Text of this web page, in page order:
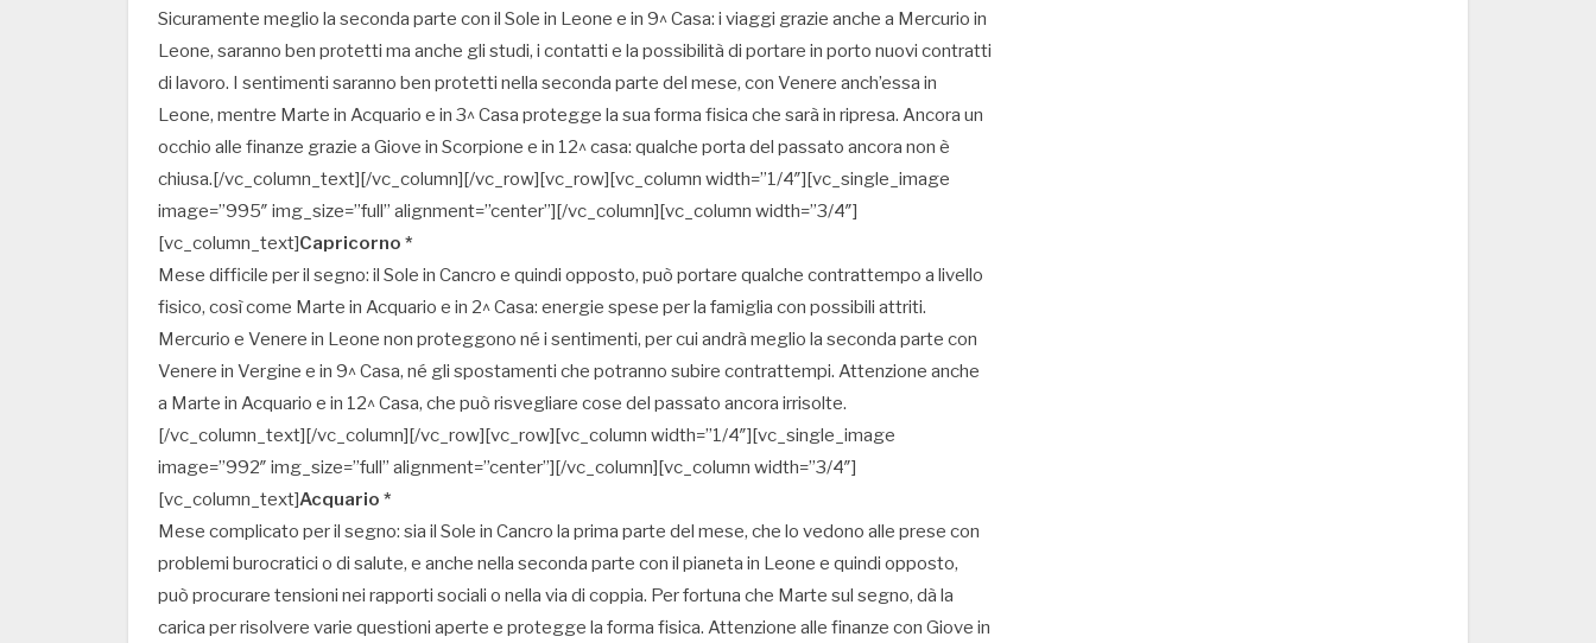
Sicuramente meglio la seconda parte con il Sole in Leone e in 9^ Casa: i viaggi grazie anche a Mercurio in
Leone, saranno ben protetti ma anche gli studi, i contatti e la possibilità di portare in porto nuovi contratti
di lavoro. I sentimenti saranno ben protetti nella seconda parte del mese, con Venere anch’essa in
Leone, mentre Marte in Acquario e in 3^ Casa protegge la sua forma fisica che sarà in ripresa. Ancora un
occhio alle finanze grazie a Giove in Scorpione e in 12^ casa: qualche porta del passato ancora non è
chiusa.[/vc_column_text][/vc_column][/vc_row][vc_row][vc_column width=”1/4″][vc_single_image
image=”995″ img_size=”full” alignment=”center”][/vc_column][vc_column width=”3/4″]
[vc_column_text]Capricorno *
Mese difficile per il segno: il Sole in Cancro e quindi opposto, può portare qualche contrattempo a livello
fisico, così come Marte in Acquario e in 2^ Casa: energie spese per la famiglia con possibili attriti.
Mercurio e Venere in Leone non proteggono né i sentimenti, per cui andrà meglio la seconda parte con
Venere in Vergine e in 9^ Casa, né gli spostamenti che potranno subire contrattempi. Attenzione anche
a Marte in Acquario e in 12^ Casa, che può risvegliare cose del passato ancora irrisolte.
[/vc_column_text][/vc_column][/vc_row][vc_row][vc_column width=”1/4″][vc_single_image
image=”992″ img_size=”full” alignment=”center”][/vc_column][vc_column width=”3/4″]
[vc_column_text]Acquario *
Mese complicato per il segno: sia il Sole in Cancro la prima parte del mese, che lo vedono alle prese con
problemi burocratici o di salute, e anche nella seconda parte con il pianeta in Leone e quindi opposto,
può procurare tensioni nei rapporti sociali o nella via di coppia. Per fortuna che Marte sul segno, dà la
carica per risolvere varie questioni aperte e protegge la forma fisica. Attenzione alle finanze con Giove in